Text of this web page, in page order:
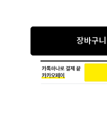
장바구니